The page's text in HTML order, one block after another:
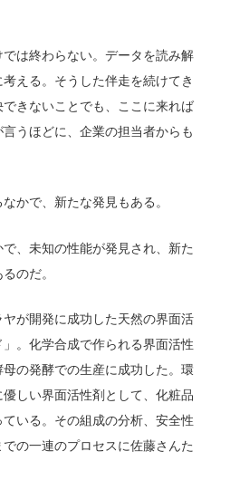
は終わらない。データを読み解
える。そうした伴走を続けてき
きないことでも、ここに来れば
うほどに、企業の担当者からも
かで、新たな発見もある。
、未知の性能が発見され、新た
のだ。
が開発に成功した天然の界面活
。化学合成で作られる界面活性
の発酵での生産に成功した。環
しい界面活性剤として、化粧品
いる。その組成の分析、安全性
の一連のプロセスに佐藤さんた